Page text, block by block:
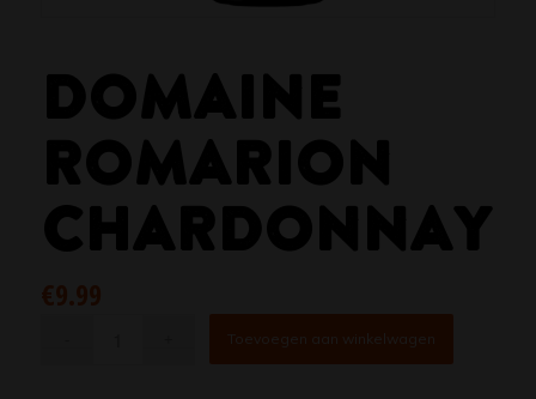
DOMAINE
ROMARION
CHARDONNAY
€9.99
Toevoegen aan winkelwagen